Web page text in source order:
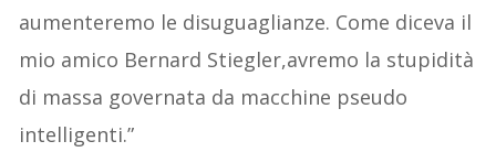
aumenteremo le disuguaglianze. Come diceva il
mio amico Bernard Stiegler,avremo la stupidità
di massa governata da macchine pseudo
intelligenti.”